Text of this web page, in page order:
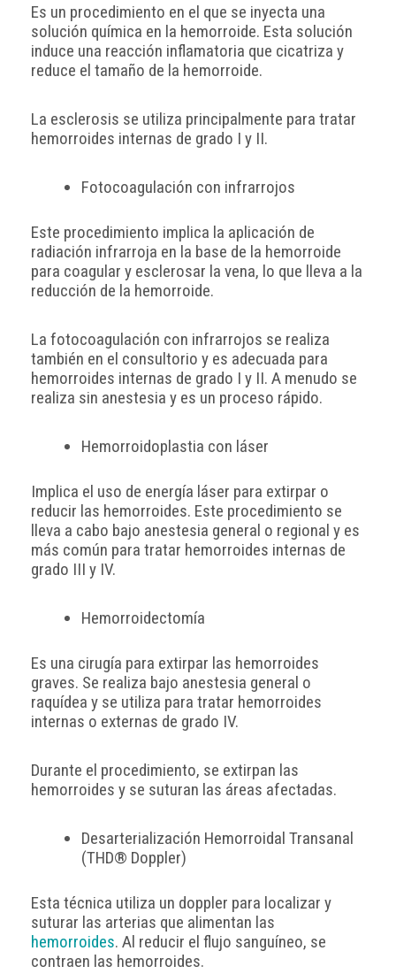
Es un procedimiento en el que se inyecta una
solución química en la hemorroide. Esta solución
induce una reacción inflamatoria que cicatriza y
reduce el tamaño de la hemorroide.
La esclerosis se utiliza principalmente para tratar
hemorroides internas de grado I y II.
Fotocoagulación con infrarrojos
Este procedimiento implica la aplicación de
radiación infrarroja en la base de la hemorroide
para coagular y esclerosar la vena, lo que lleva a la
reducción de la hemorroide.
La fotocoagulación con infrarrojos se realiza
también en el consultorio y es adecuada para
hemorroides internas de grado I y II. A menudo se
realiza sin anestesia y es un proceso rápido.
Hemorroidoplastia con láser
Implica el uso de energía láser para extirpar o
reducir las hemorroides. Este procedimiento se
lleva a cabo bajo anestesia general o regional y es
más común para tratar hemorroides internas de
grado III y IV.
Hemorroidectomía
Es una cirugía para extirpar las hemorroides
graves. Se realiza bajo anestesia general o
raquídea y se utiliza para tratar hemorroides
internas o externas de grado IV.
Durante el procedimiento, se extirpan las
hemorroides y se suturan las áreas afectadas.
Desarterialización Hemorroidal Transanal
(THD® Doppler)
Esta técnica utiliza un doppler para localizar y
suturar las arterias que alimentan las
hemorroides. Al reducir el flujo sanguíneo, se
contraen las hemorroides.